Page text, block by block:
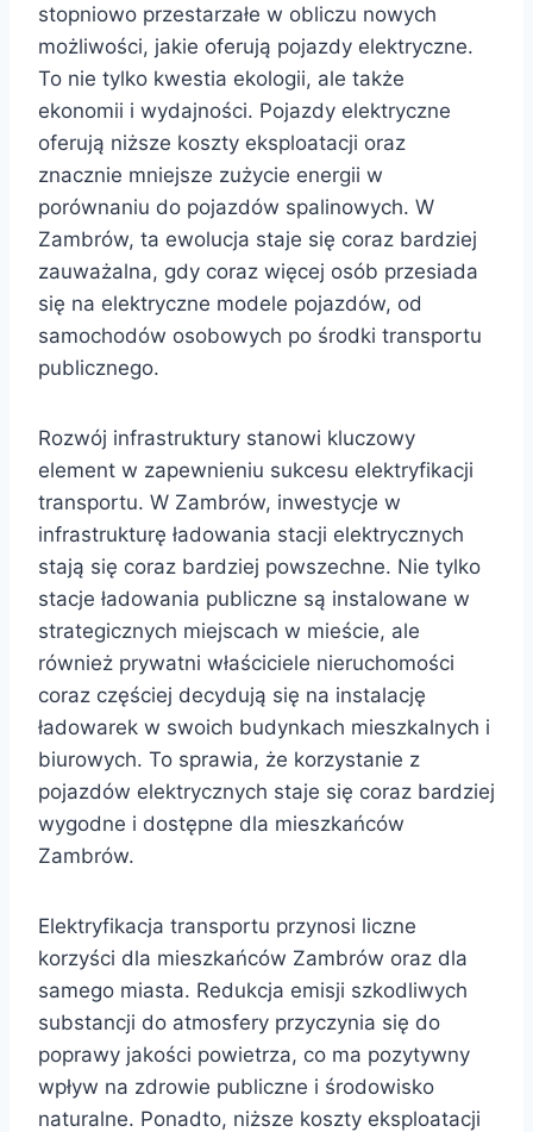
stopniowo przestarzałe w obliczu nowych
możliwości, jakie oferują pojazdy elektryczne.
To nie tylko kwestia ekologii, ale także
ekonomii i wydajności. Pojazdy elektryczne
oferują niższe koszty eksploatacji oraz
znacznie mniejsze zużycie energii w
porównaniu do pojazdów spalinowych. W
Zambrów, ta ewolucja staje się coraz bardziej
zauważalna, gdy coraz więcej osób przesiada
się na elektryczne modele pojazdów, od
samochodów osobowych po środki transportu
publicznego.
Rozwój infrastruktury stanowi kluczowy
element w zapewnieniu sukcesu elektryfikacji
transportu. W Zambrów, inwestycje w
infrastrukturę ładowania stacji elektrycznych
stają się coraz bardziej powszechne. Nie tylko
stacje ładowania publiczne są instalowane w
strategicznych miejscach w mieście, ale
również prywatni właściciele nieruchomości
coraz częściej decydują się na instalację
ładowarek w swoich budynkach mieszkalnych i
biurowych. To sprawia, że korzystanie z
pojazdów elektrycznych staje się coraz bardziej
wygodne i dostępne dla mieszkańców
Zambrów.
Elektryfikacja transportu przynosi liczne
korzyści dla mieszkańców Zambrów oraz dla
samego miasta. Redukcja emisji szkodliwych
substancji do atmosfery przyczynia się do
poprawy jakości powietrza, co ma pozytywny
wpływ na zdrowie publiczne i środowisko
naturalne. Ponadto, niższe koszty eksploatacji